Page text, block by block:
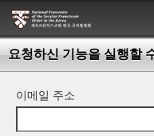
요청하신 기능을 실행할
이메일 주소